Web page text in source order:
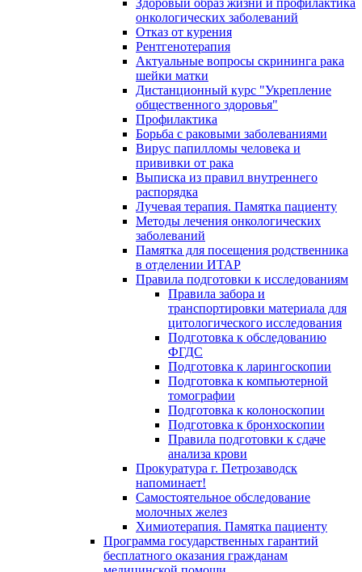
Здоровый образ жизни и профилактика
онкологических заболеваний
Отказ от курения
Рентгенотерапия
Актуальные вопросы скрининга рака
шейки матки
Дистанционный курс "Укрепление
общественного здоровья"
Профилактика
Борьба с раковыми заболеваниями
Вирус папилломы человека и
прививки от рака
Выписка из правил внутреннего
распорядка
Лучевая терапия. Памятка пациенту
Методы лечения онкологических
заболеваний
Памятка для посещения родственника
в отделении ИТАР
Правила подготовки к исследованиям
Правила забора и
транспортировки материала для
цитологического исследования
Подготовка к обследованию
ФГДС
Подготовка к ларингоскопии
Подготовка к компьютерной
томографии
Подготовка к колоноскопии
Подготовка к бронхоскопии
Правила подготовки к сдаче
анализа крови
Прокуратура г. Петрозаводск
напоминает!
Самостоятельное обследование
молочных желез
Химиотерапия. Памятка пациенту
Программа государственных гарантий
бесплатного оказания гражданам